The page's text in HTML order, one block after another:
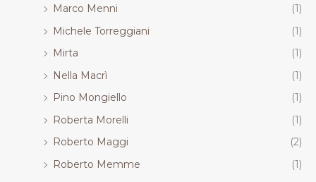
Marco Menni
(1)
Michele Torreggiani
(1)
Mirta
(1)
Nella Macrì
(1)
Pino Mongiello
(1)
Roberta Morelli
(1)
Roberto Maggi
(2)
Roberto Memme
(1)